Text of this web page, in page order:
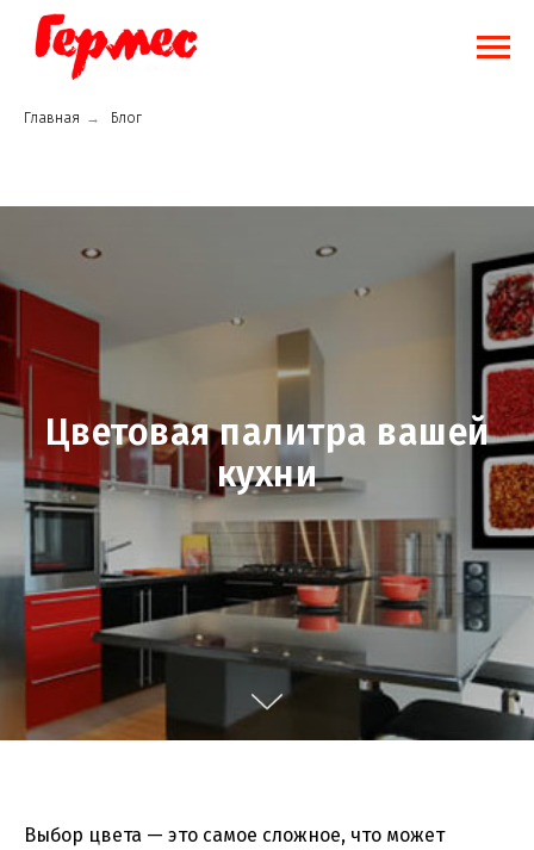
Главная → Блог
Цветовая палитра вашей
кухни
Выбор цвета — это самое сложное, что может